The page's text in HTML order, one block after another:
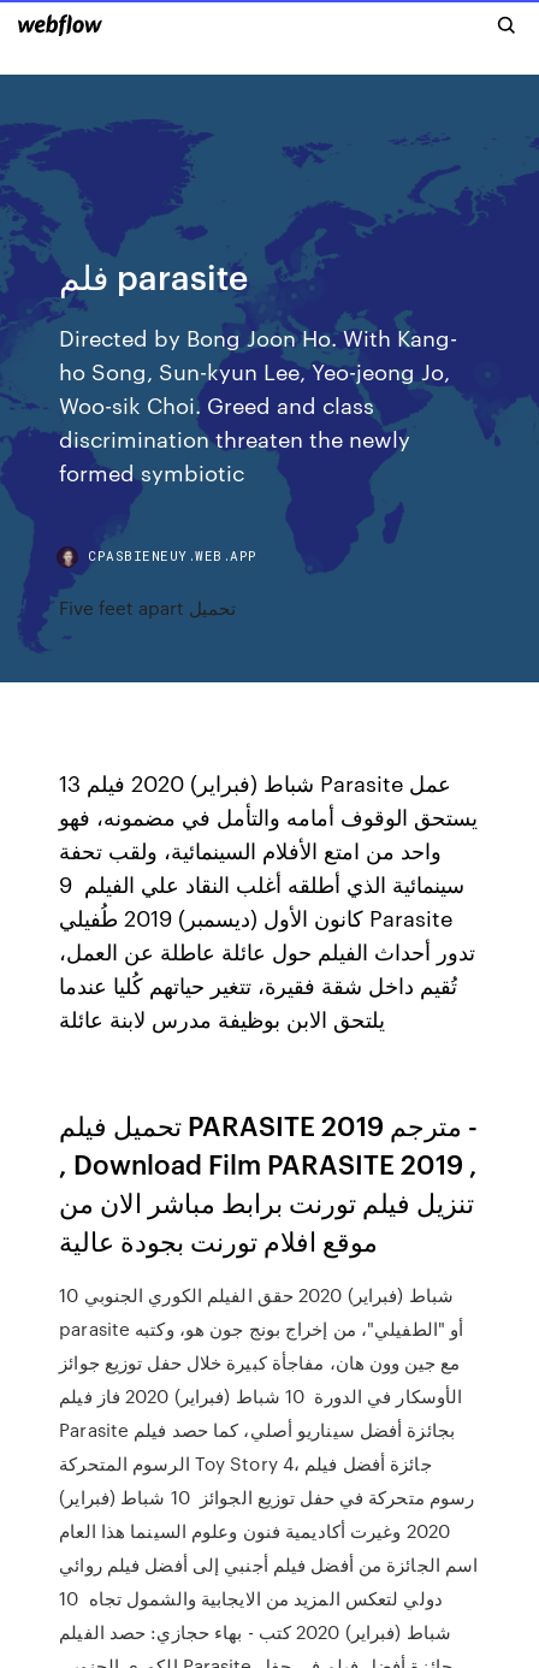
فلم parasite
Directed by Bong Joon Ho. With Kang-
ho Song, Sun-kyun Lee, Yeo-jeong Jo,
Woo-sik Choi. Greed and class
discrimination threaten the newly
formed symbiotic
CPASBIENEUY.WEB.APP
Five feet apart تحميل
13 شباط (فبراير) 2020 فيلم Parasite عمل
يستحق الوقوف أمامه والتأمل في مضمونه، فهو
واحد من امتع الأفلام السينمائية، ولقب تحفة
سينمائية الذي أطلقه أغلب النقاد علي الفيلم 9
كانون الأول (ديسمبر) 2019 طُفيلي Parasite
تدور أحداث الفيلم حول عائلة عاطلة عن العمل،
تُقيم داخل شقة فقيرة، تتغير حياتهم كُليا عندما
تحميل فيلم PARASITE 2019 مترجم -
, Download Film PARASITE 2019 ,
تنزيل فيلم تورنت برابط مباشر الان من
موقع افلام تورنت بجودة عالية
10 شباط (فبراير) 2020 حقق الفيلم الكوري الجنوبي
parasite أو "الطفيلي"، من إخراج بونج جون هو، وكتبه
مع جين وون هان، مفاجأة كبيرة خلال حفل توزيع جوائز
الأوسكار في الدورة 10 شباط (فبراير) 2020 فاز فيلم
Parasite بجائزة أفضل سيناريو أصلي، كما حصد فيلم
الرسوم المتحركة Toy Story 4، جائزة أفضل فيلم
رسوم متحركة في حفل توزيع الجوائز 10 شباط (فبراير)
2020 وغيرت أكاديمية فنون وعلوم السينما هذا العام
اسم الجائزة من أفضل فيلم أجنبي إلى أفضل فيلم روائي
دولي لتعكس المزيد من الايجابية والشمول تجاه 10
شباط (فبراير) 2020 كتب - بهاء حجازي: حصد الفيلم